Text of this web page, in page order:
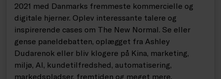
2021 med Danmarks fremmeste kommercielle og
digitale hjerner. Oplev interessante talere og
inspirerende cases om The New Normal. Se eller
gense paneldebatten, oplægget fra Ashley
Dudarenok eller bliv klogere på Kina, marketing,
miljø, AI, kundetilfredshed, automatisering,
markedspladser, fremtiden og meget mere.